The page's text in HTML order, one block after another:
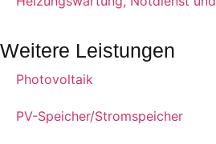
Weitere Leistungen
Photovoltaik
PV-Speicher/Stromspeicher